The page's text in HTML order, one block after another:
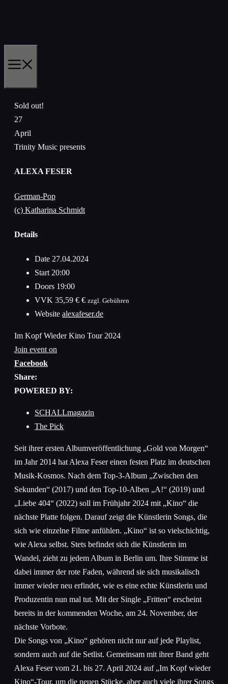
Sold out!
27
April
Trinity Music presents
ALEXA FESER
German-Pop
(c) Katharina Schmidt
Details
Date 27.04.2024
Start 20:00
Doors 19:00
VVK 35,59 € € zzgl. Gebühren
Website alexafeser.de
Im Kopf Wieder Kino Tour 2024
Join event on
Facebook
Share:
POWERED BY:
SCHALLmagazin
The Pick
Seit ihrer ersten Albumveröffentlichung „Gold von Morgen“
im Jahr 2014 hat Alexa Feser einen festen Platz im deutschen
Musik-Kosmos. Nach dem Top-3-Album „Zwischen den
Sekunden“ (2017) und den Top-10-Alben „A!“ (2019) und
„Liebe 404“ (2022) soll im Frühjahr 2024 mit „Kino“ die
nächste Platte folgen. Darauf zeigt die Künstlerin Songs, die
sich wie einzelne Filme anfühlen. „Kino“ ist so vielschichtig,
wie Alexa selbst. Stets befindet sich die Künstlerin im
Wandel, zieht zu jedem Album in Berlin um. Ihre Stimme ist
dabei immer der rote Faden, während sie sich musikalisch
immer wieder neu erfindet, wie es eine echte Künstlerin und
Produzentin nun mal tut. Mit der Single „Fritten“ erscheint
bereits in der kommenden Woche, am 24. November, der
nächste Vorbote.
Die Songs von „Kino“ gehören nicht nur auf jede Playlist,
sondern auch auf die Setlist. Gemeinsam mit ihrer Band geht
Alexa Feser vom 21. bis 27. April 2024 auf „Im Kopf wieder
Kino“-Tour, um die neuen Stücke, aber auch viele ihrer Songs